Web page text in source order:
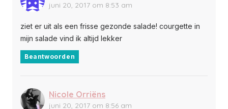
juni 20, 2017 om 8:53 am
ziet er uit als een frisse gezonde salade! courgette in
mijn salade vind ik altijd lekker
Beantwoorden
Nicole Orriëns
juni 20, 2017 om 8:56 am